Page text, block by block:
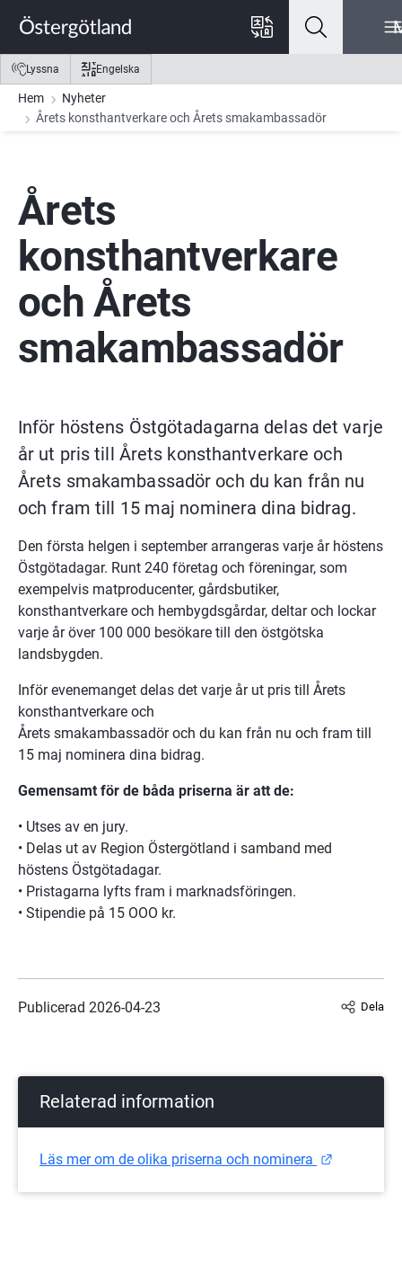
Gå till innehåll
Gå till meny
Gå till sidfot
Lyssna Engelska
Hem
Nyheter
Årets konsthantverkare och Årets smakambassadör
Årets
konsthantverkare
och Årets
smakambassadör
Inför höstens Östgötadagarna delas det varje
år ut pris till Årets konsthantverkare och
Årets smakambassadör och du kan från nu
och fram till 15 maj nominera dina bidrag.
Den första helgen i september arrangeras varje år höstens
Östgötadagar. Runt 240 företag och föreningar, som
exempelvis matproducenter, gårdsbutiker,
konsthantverkare och hembygdsgårdar, deltar och lockar
varje år över 100 000 besökare till den östgötska
landsbygden.
Inför evenemanget delas det varje år ut pris till Årets
konsthantverkare och
Årets smakambassadör och du kan från nu och fram till
15 maj nominera dina bidrag.
Gemensamt för de båda priserna är att de:
• Utses av en jury.
• Delas ut av Region Östergötland i samband med
höstens Östgötadagar.
• Pristagarna lyfts fram i marknadsföringen.
• Stipendie på 15 OOO kr.
Publicerad 2026-04-23 Dela
Relaterad information
Läs mer om de olika priserna och nominera